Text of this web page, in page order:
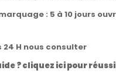
: 5 à 10 jours
H nous consulter
? cliquez ici pour